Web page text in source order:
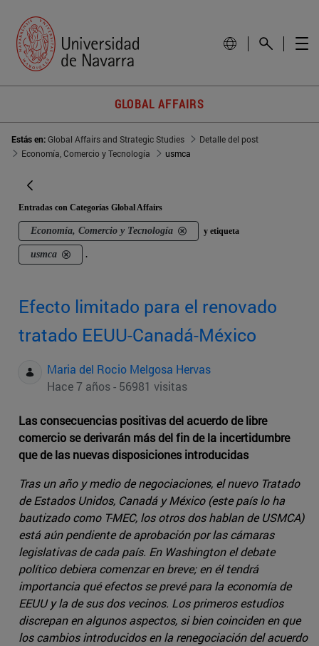
GLOBAL AFFAIRS
Estás en:Global Affairs and Strategic Studies
Detalle del post
Economía, Comercio y Tecnología
usmca
Entradas con Categorías Global Affairs
Economía, Comercio y Tecnología y etiqueta
usmca .
Efecto limitado para el renovado
tratado EEUU-Canadá-México
Maria del Rocio Melgosa Hervas
Hace 7 años - 56981 visitas
Las consecuencias positivas del acuerdo de libre
comercio se derivarán más del fin de la incertidumbre
que de las nuevas disposiciones introducidas
Tras un año y medio de negociaciones, el nuevo Tratado
de Estados Unidos, Canadá y México (este país lo ha
bautizado como T-MEC, los otros dos hablan de USMCA)
está aún pendiente de aprobación por las cámaras
legislativas de cada país. En Washington el debate
político debiera comenzar en breve; en él tendrá
importancia qué efectos se prevé para la economía de
EEUU y la de sus dos vecinos. Los primeros estudios
discrepan en algunos aspectos, si bien coinciden en que
los cambios introducidos en la renegociación del acuerdo